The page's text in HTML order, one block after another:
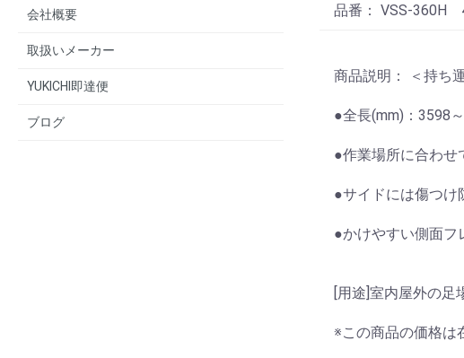
会社概要
取扱いメーカー
YUKICHI即達便
ブログ
品番： VSS-360H
商品説明： ＜持ち
●全長(mm)：3598
●作業場所に合わせ
●サイドには傷つけ
●かけやすい側面フ
[用途]室内屋外の足
※この商品の価格は